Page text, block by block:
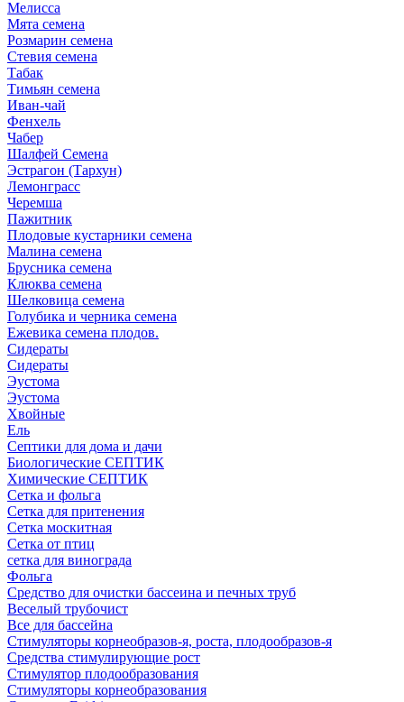
Мелисса
Мята семена
Розмарин семена
Стевия семена
Табак
Тимьян семена
Иван-чай
Фенхель
Чабер
Шалфей Семена
Эстрагон (Тархун)
Лемонграсс
Черемша
Пажитник
Плодовые кустарники семена
Малина семена
Брусника семена
Клюква семена
Шелковица семена
Голубика и черника семена
Ежевика семена плодов.
Сидераты
Сидераты
Эустома
Эустома
Хвойные
Ель
Септики для дома и дачи
Биологические СЕПТИК
Химические СЕПТИК
Сетка и фольга
Сетка для притенения
Сетка москитная
Сетка от птиц
сетка для винограда
Фольга
Средство для очистки бассеина и печных труб
Веселый трубочист
Все для бассейна
Стимуляторы корнеобразов-я, роста, плодообразов-я
Средства стимулирующие рост
Стимулятор плодообразования
Стимуляторы корнеобразования